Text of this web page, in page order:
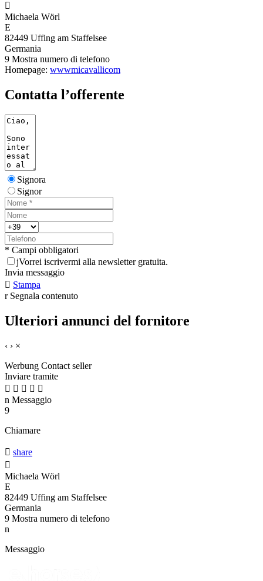

Michaela Wörl
E
82449 Uffing am Staffelsee
Germania
9 Mostra numero di telefono
Homepage: wwwmicavallicom
Contatta l’offerente
Signora
Signor
* Campi obbligatori
jVorrei iscrivermi alla newsletter gratuita.
Invia messaggio
 Stampa
r Segnala contenuto
Ulteriori annunci del fornitore
‹ › ×
Werbung Contact seller
Inviare tramite
    
n Messaggio
9
Chiamare
 share

Michaela Wörl
E
82449 Uffing am Staffelsee
Germania
9 Mostra numero di telefono
n
Messaggio